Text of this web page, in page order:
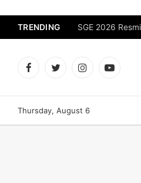
TRENDING
FacebookTwitterInstagramYouTube
Thursday, August 6